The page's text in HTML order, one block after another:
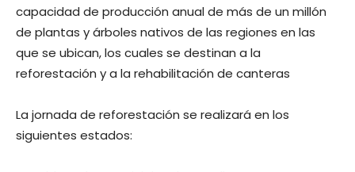
capacidad de producción anual de más de un millón
de plantas y árboles nativos de las regiones en las
que se ubican, los cuales se destinan a la
reforestación y a la rehabilitación de canteras
La jornada de reforestación se realizará en los
siguientes estados: